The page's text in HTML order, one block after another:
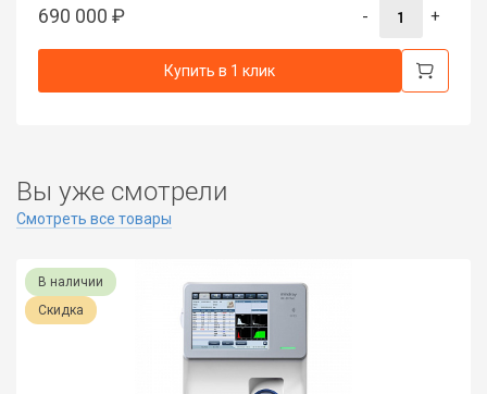
690 000 ₽ - +
Купить в 1 клик
Вы уже смотрели
Смотреть все товары
В наличии
Скидка